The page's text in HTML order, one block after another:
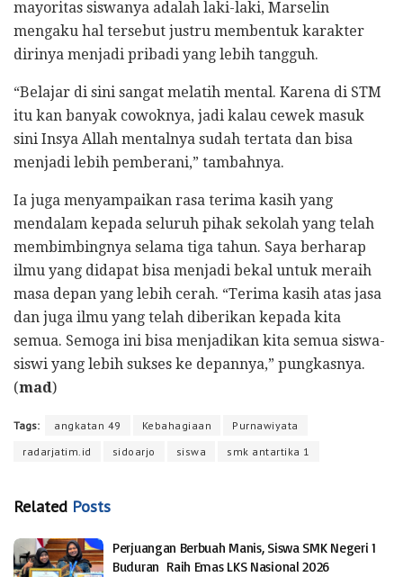
mayoritas siswanya adalah laki-laki, Marselin
mengaku hal tersebut justru membentuk karakter
dirinya menjadi pribadi yang lebih tangguh.
“Belajar di sini sangat melatih mental. Karena di STM
itu kan banyak cowoknya, jadi kalau cewek masuk
sini Insya Allah mentalnya sudah tertata dan bisa
menjadi lebih pemberani,” tambahnya.
​Ia juga menyampaikan rasa terima kasih yang
mendalam kepada seluruh pihak sekolah yang telah
membimbingnya selama tiga tahun. Saya berharap
ilmu yang didapat bisa menjadi bekal untuk meraih
masa depan yang lebih cerah. ​“Terima kasih atas jasa
dan juga ilmu yang telah diberikan kepada kita
semua. Semoga ini bisa menjadikan kita semua siswa-
siswi yang lebih sukses ke depannya,” pungkasnya.
(mad)
Tags: angkatan 49 Kebahagiaan
Purnawiyata
radarjatim.id
sidoarjo siswa smk antartika 1
Related Posts
Perjuangan Berbuah Manis, Siswa SMK Negeri 1
Buduran Raih Emas LKS Nasional 2026